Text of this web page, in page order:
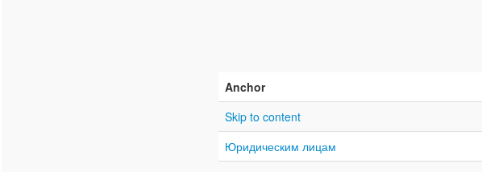
Anchor
Skip to content
Юридическим лицам